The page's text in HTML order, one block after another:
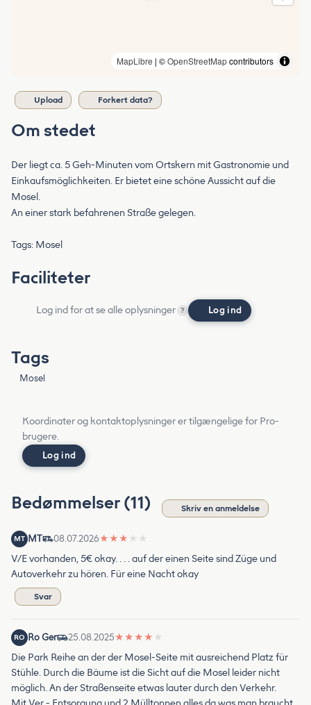
MapLibre | ©OpenStreetMapcontributors
Upload Forkert data?
Om stedet
Der liegt ca. 5 Geh-Minuten vom Ortskern mit Gastronomie und
Einkaufsmöglichkeiten. Er bietet eine schöne Aussicht auf die
Mosel.
An einer stark befahrenen Straße gelegen.
Tags: Mosel
Faciliteter
Log ind for at se alle oplysninger ? Log ind
Tags
Mosel
Koordinater og kontaktoplysninger er tilgængelige for Pro-
brugere.
Log ind
Bedømmelser (11) Skriv en anmeldelse
MT MT 08.07.2026★ ★ ★ ★ ★
V/E vorhanden, 5€ okay. . . . auf der einen Seite sind Züge und
Autoverkehr zu hören. Für eine Nacht okay
Svar
RO Ro Ger 25.08.2025★ ★ ★ ★ ★
Die Park Reihe an der der Mosel-Seite mit ausreichend Platz für
Stühle. Durch die Bäume ist die Sicht auf die Mosel leider nicht
möglich. An der Straßenseite etwas lauter durch den Verkehr.